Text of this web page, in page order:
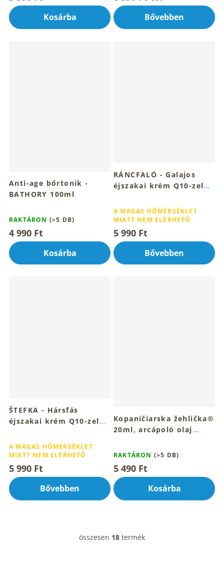
értékelése
5-
ből
4,7
Kosárba
5-
ből
4,3
csillag.
Bővebben
Anti-age bőrtonik -
BATHORY 100ml
termék
átlagos
értékelése
5-
ből
4,8
RAKTÁRON (>5 DB)
4 990 Ft
Kosárba
RÁNCFALÓ - Galajos
éjszakai krém Q10-zel
termék
átlagos
értékelése
5-
ből
4,5
A MAGAS HŐMÉRSÉKLET
MIATT NEM ELÉRHETŐ
5 990 Ft
Bővebben
ŠTEFKA - Hársfás
éjszakai krém Q10-zel
termék
átlagos
értékelése
5-
ből
4,6
csillag.
A MAGAS HŐMÉRSÉKLET
MIATT NEM ELÉRHETŐ
5 990 Ft
Bővebben
Kopaničiarska žehlička®
20ml, arcápoló olaj
termék
átlagos
értékelése
5-
ből
4,8
RAKTÁRON (>5 DB)
5 490 Ft
Kosárba
L
összesen 18 termék